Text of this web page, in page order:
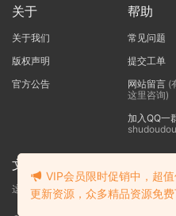
关于
关于我们
版权声明
官方公告
帮助
常见问题
提交工单
网站留言(
这里咨询)
加入QQ一
shudoudou
文本标题
这里输入代码
VIP会员限时促销中，超
更新资源，众多精品资源免